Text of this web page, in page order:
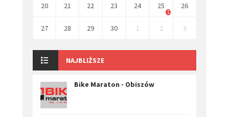
20 21 22 23 24 25
1
26
27 28 29 30 1 2 3
NAJBLIŻSZE
Bike Maraton - Obiszów